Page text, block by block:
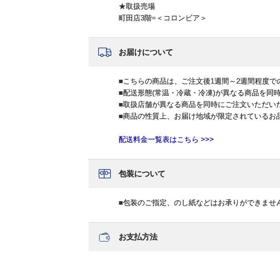
★取扱売場
町田店3階=＜コロンビア＞
お届けについて
■こちらの商品は、ご注文後1週間～2週間程度で
■配送形態(常温・冷蔵・冷凍)が異なる商品を同
■取扱店舗が異なる商品を同時にご注文いただい
■商品の性質上、お届け地域が限定されているお
配送料金一覧表はこちら >>>
包装について
■包装のご指定、のし紙などはお承りができませ
お支払方法